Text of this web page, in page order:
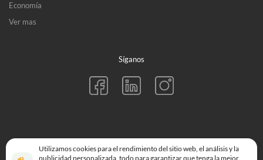
Economía
Ver mas
Síganos
152-160 City Road, London EC1V 2NX
Utilizamos cookies para el rendimiento del sitio web, el análisis y la
publicidad personalizada, todo para garantizar que tenga la mejor